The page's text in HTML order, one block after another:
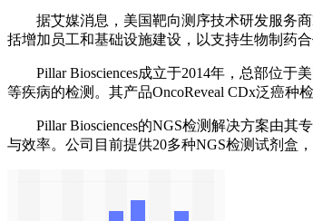
据艾媒消息，美国靶向测序技术研发服务商
括增加员工和基础设施建设，以支持生物制药
Pillar Biosciences成立于2014年，总部位于
等疾病的检测。其产品OncoReveal CDx泛癌
Pillar Biosciences的NGS检测解决方案由其
与效率。公司目前提供20多种NGS检测试剂盒